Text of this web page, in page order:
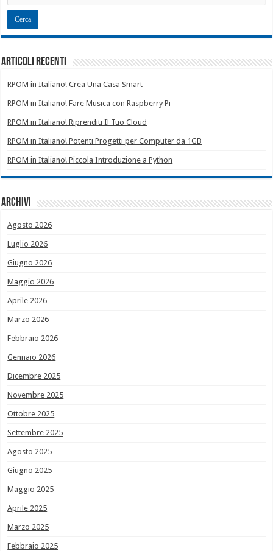
Articoli recenti
RPOM in Italiano! Crea Una Casa Smart
RPOM in Italiano! Fare Musica con Raspberry Pi
RPOM in Italiano! Riprenditi Il Tuo Cloud
RPOM in Italiano! Potenti Progetti per Computer da 1GB
RPOM in Italiano! Piccola Introduzione a Python
Archivi
Agosto 2026
Luglio 2026
Giugno 2026
Maggio 2026
Aprile 2026
Marzo 2026
Febbraio 2026
Gennaio 2026
Dicembre 2025
Novembre 2025
Ottobre 2025
Settembre 2025
Agosto 2025
Giugno 2025
Maggio 2025
Aprile 2025
Marzo 2025
Febbraio 2025